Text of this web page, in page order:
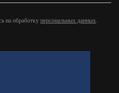
на обработку персональных данных.